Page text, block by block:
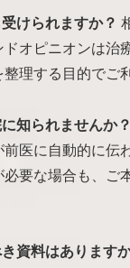
けられますか？
オピニオンは治
理する目的でご
知られませんか？
前医に自動的に伝
要な場合も、ご
資料はあります